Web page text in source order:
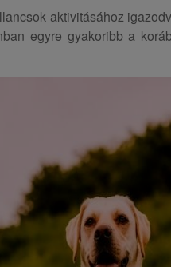
aktivitásához
egyre gyakoribb a